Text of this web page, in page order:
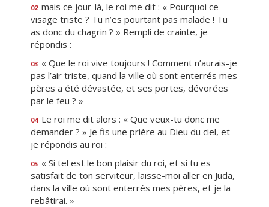
02 mais ce jour-là, le roi me dit : « Pourquoi ce
visage triste ? Tu n’es pourtant pas malade ! Tu
as donc du chagrin ? » Rempli de crainte, je
répondis :
03 « Que le roi vive toujours ! Comment n’aurais-je
pas l’air triste, quand la ville où sont enterrés mes
pères a été dévastée, et ses portes, dévorées
par le feu ? »
04 Le roi me dit alors : « Que veux-tu donc me
demander ? » Je fis une prière au Dieu du ciel, et
je répondis au roi :
05 « Si tel est le bon plaisir du roi, et si tu es
satisfait de ton serviteur, laisse-moi aller en Juda,
dans la ville où sont enterrés mes pères, et je la
rebâtirai. »